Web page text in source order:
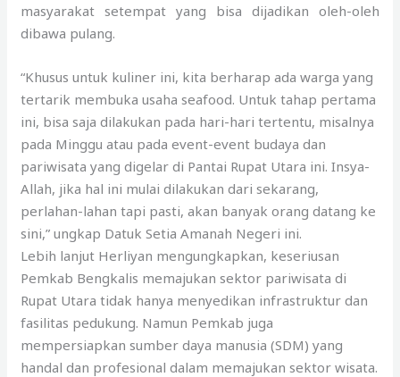
masyarakat setempat yang bisa dijadikan oleh-oleh
dibawa pulang.
“Khusus untuk kuliner ini, kita berharap ada warga yang
tertarik membuka usaha seafood. Untuk tahap pertama
ini, bisa saja dilakukan pada hari-hari tertentu, misalnya
pada Minggu atau pada event-event budaya dan
pariwisata yang digelar di Pantai Rupat Utara ini. Insya-
Allah, jika hal ini mulai dilakukan dari sekarang,
perlahan-lahan tapi pasti, akan banyak orang datang ke
sini,” ungkap Datuk Setia Amanah Negeri ini.
Lebih lanjut Herliyan mengungkapkan, keseriusan
Pemkab Bengkalis memajukan sektor pariwisata di
Rupat Utara tidak hanya menyedikan infrastruktur dan
fasilitas pedukung. Namun Pemkab juga
mempersiapkan sumber daya manusia (SDM) yang
handal dan profesional dalam memajukan sektor wisata.